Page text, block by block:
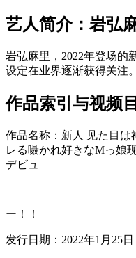
艺人简介：岩弘
岩弘麻里，2022年登场的
设定在业界逐渐获得关注。
作品索引与视频
作品名称：新人 见た目は
レる嗫かれ好きなMっ娘
デビュ
ー！！
发行日期：2022年1月25日